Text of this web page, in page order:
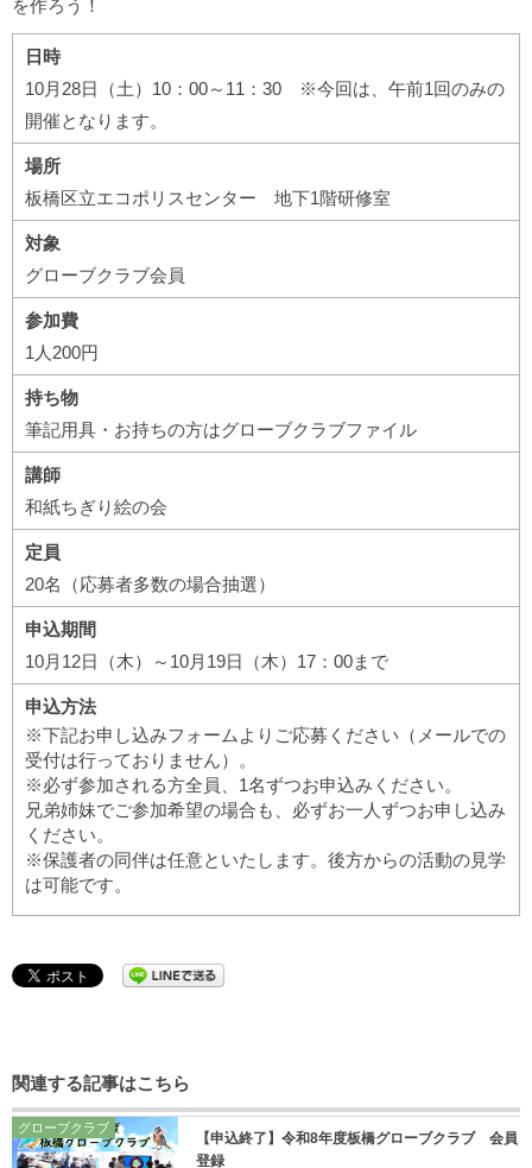
を作ろう！
日時
10月28日（土）10：00～11：30 ※今回は、午前1回のみの
開催となります。
場所
板橋区立エコポリスセンター 地下1階研修室
対象
グローブクラブ会員
参加費
1人200円
持ち物
筆記用具・お持ちの方はグローブクラブファイル
講師
和紙ちぎり絵の会
定員
20名（応募者多数の場合抽選）
申込期間
10月12日（木）～10月19日（木）17：00まで
申込方法
※下記お申し込みフォームよりご応募ください（メールでの
受付は行っておりません）。
※必ず参加される方全員、1名ずつお申込みください。
兄弟姉妹でご参加希望の場合も、必ずお一人ずつお申し込み
ください。
※保護者の同伴は任意といたします。後方からの活動の見学
は可能です。
関連する記事はこちら
グローブクラブ
【申込終了】令和8年度板橋グローブクラブ 会員
登録